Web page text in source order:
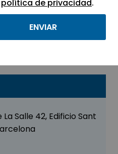
Salle 42, Edificio Sant
Y ASESORIA
política de privacidad.